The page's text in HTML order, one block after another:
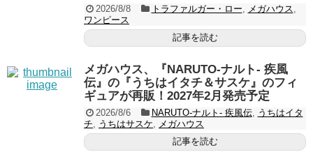
2026/8/8 トラファルガー・ロー, メガハウス,
ワンピース
記事を読む
メガハウス、『NARUTO-ナルト- 疾風
伝』の『うちはイタチ＆サスケ』のフィ
ギュアが再販！2027年2月発売予定
2026/8/6 NARUTO-ナルト- 疾風伝, うちはイタ
チ, うちはサスケ, メガハウス
記事を読む